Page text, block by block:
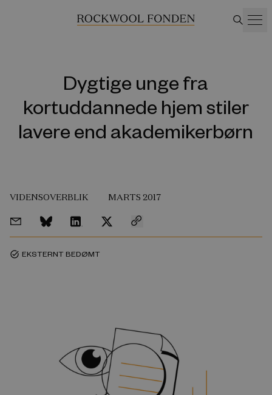
Dygtige unge fra
kortuddannede hjem stiler
lavere end akademikerbørn
VIDENSOVERBLIK MARTS 2017
task_alt EKSTERNT BEDØMT